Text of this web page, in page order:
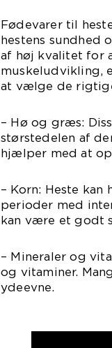
Fødevarer til
hestens sundhed
af høj kvalitet for
muskeludvikling,
at vælge de
– Hø og græs:
størstedelen af
hjælper med at
– Korn: Heste
perioder med
kan være et godt
– Mineraler og
og vitaminer.
ydeevne.